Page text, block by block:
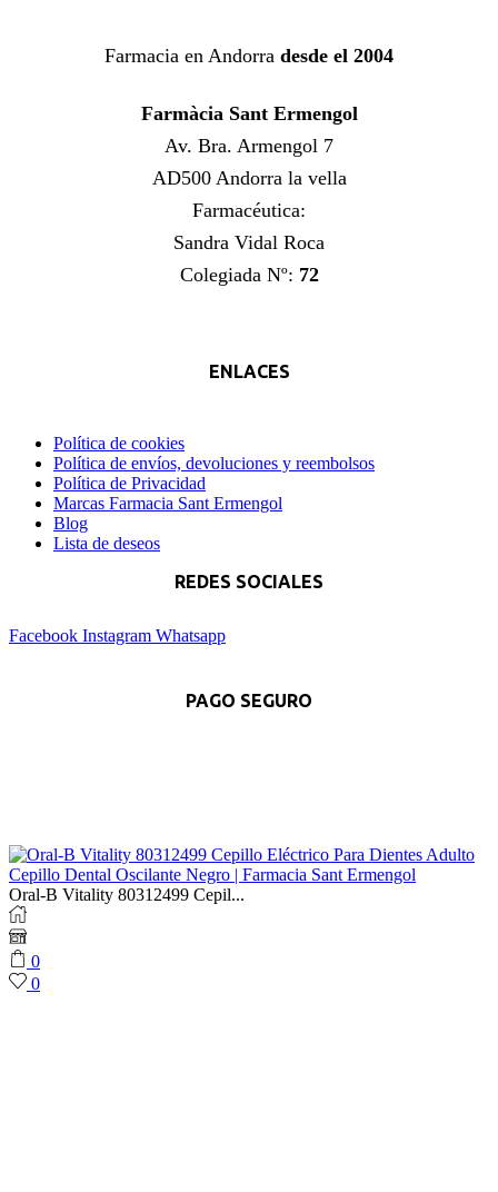
Farmacia en Andorra desde el 2004
Farmàcia Sant Ermengol
Av. Bra. Armengol 7
AD500 Andorra la vella
Farmacéutica:
Sandra Vidal Roca
Colegiada Nº: 72
ENLACES
Política de cookies
Política de envíos, devoluciones y reembolsos
Política de Privacidad
Marcas Farmacia Sant Ermengol
Blog
Lista de deseos
REDES SOCIALES
Facebook Instagram Whatsapp
PAGO SEGURO
Oral-B Vitality 80312499 Cepil...
0
0